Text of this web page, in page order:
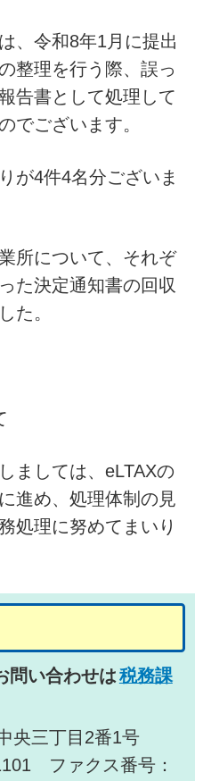
、令和8年1月に提出
整理を行う際、誤っ
告書として処理して
でございます。
が4件4名分ございま
所について、それぞ
た決定通知書の回収
た。
ましては、eLTAXの
進め、処理体制の見
処理に努めてまいり
問い合わせは税務課
央三丁目2番1号
ファクス番号：